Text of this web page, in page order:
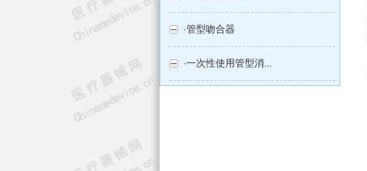
·管型吻合器
·一次性使用管型消...